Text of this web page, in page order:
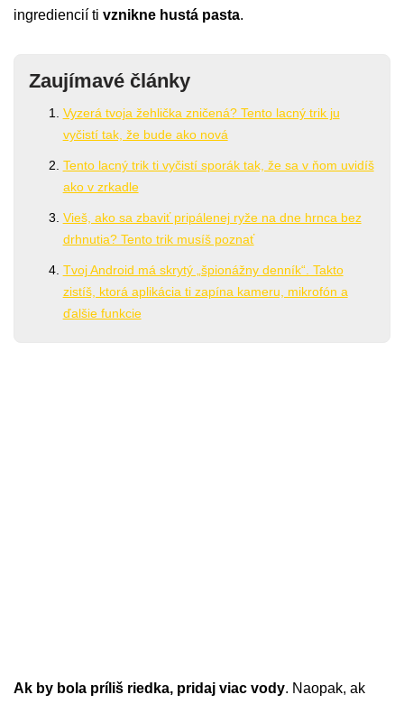
ingrediencií ti vznikne hustá pasta.
Zaujímavé články
Vyzerá tvoja žehlička zničená? Tento lacný trik ju
vyčistí tak, že bude ako nová
Tento lacný trik ti vyčistí sporák tak, že sa v ňom uvidíš
ako v zrkadle
Vieš, ako sa zbaviť pripálenej ryže na dne hrnca bez
drhnutia? Tento trik musíš poznať
Tvoj Android má skrytý „špionážny denník“. Takto
zistíš, ktorá aplikácia ti zapína kameru, mikrofón a
ďalšie funkcie
Ak by bola príliš riedka, pridaj viac vody. Naopak, ak